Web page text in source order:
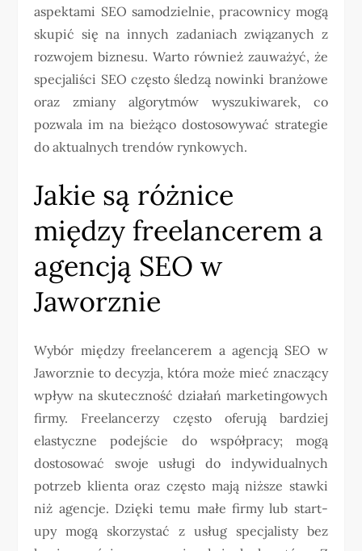
aspektami SEO samodzielnie, pracownicy mogą
skupić się na innych zadaniach związanych z
rozwojem biznesu. Warto również zauważyć, że
specjaliści SEO często śledzą nowinki branżowe
oraz zmiany algorytmów wyszukiwarek, co
pozwala im na bieżąco dostosowywać strategie
do aktualnych trendów rynkowych.
Jakie są różnice
między freelancerem a
agencją SEO w
Jaworznie
Wybór między freelancerem a agencją SEO w
Jaworznie to decyzja, która może mieć znaczący
wpływ na skuteczność działań marketingowych
firmy. Freelancerzy często oferują bardziej
elastyczne podejście do współpracy; mogą
dostosować swoje usługi do indywidualnych
potrzeb klienta oraz często mają niższe stawki
niż agencje. Dzięki temu małe firmy lub start-
upy mogą skorzystać z usług specjalisty bez